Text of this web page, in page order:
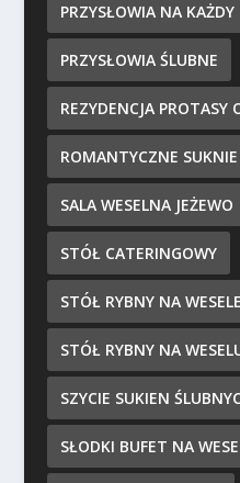
PRZYSŁOWIA NA KAŻDY
PRZYSŁOWIA ŚLUBNE
REZYDENCJA PROTASY
ROMANTYCZNE
SALA WESELNA JEŻEWO
STÓŁ CATERINGOWY
STÓŁ RYBNY NA WESELE
STÓŁ RYBNY NA
SZYCIE SUKIEN
SŁODKI BUFET NA